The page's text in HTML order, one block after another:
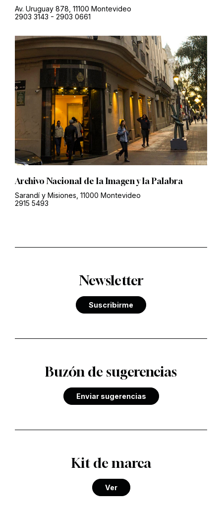
Av. Uruguay 878, 11100 Montevideo
2903 3143 - 2903 0661
Archivo Nacional de la Imagen y la Palabra
Sarandí y Misiones, 11000 Montevideo
2915 5493
Newsletter
Suscribirme
Buzón de sugerencias
Enviar sugerencias
Kit de marca
Ver